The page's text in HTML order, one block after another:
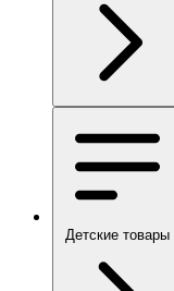
Детские товары